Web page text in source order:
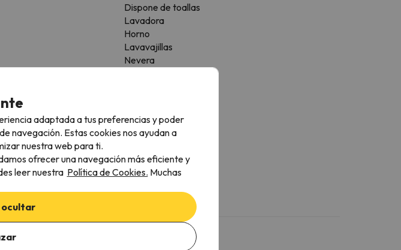
Dispone de toallas
Lavadora
Horno
Lavavajillas
Nevera
Utensilios de cocina
Secadora
Fogones
adaptada a tus preferencias y poder
navegación. Estas cookies nos ayudan a
nuestra web para ti.
ofrecer una navegación más eficiente y
leer nuestra Política de Cookies. Muchas